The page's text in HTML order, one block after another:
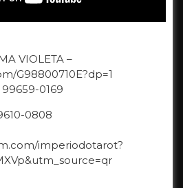
VIOLETA –
G98800710E?dp=1
99659-0169
0808
imperiodotarot?